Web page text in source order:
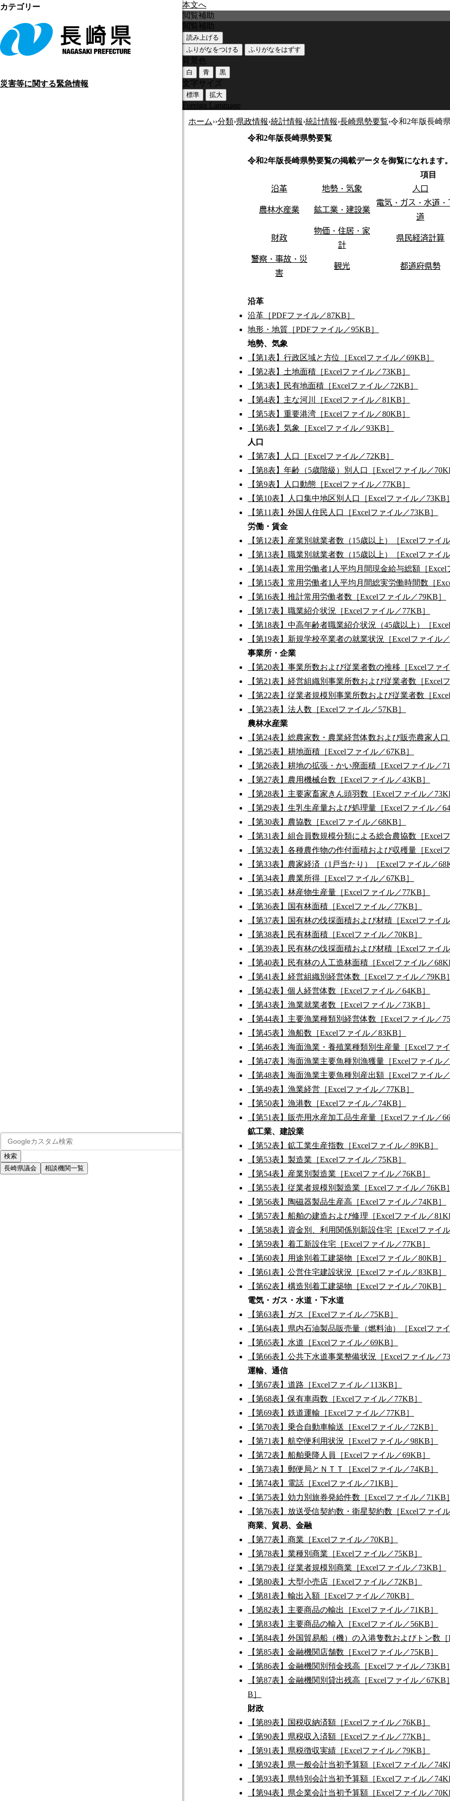
本文へ
災害等に関する緊急情報
長崎県議会 相談機関一覧
閲覧補助
閲覧補助
読み上げる
ふりがなをつける
ふりがなをはずす
背景色
白 青 黒
文字サイズ
標準 拡大
Foreign Language
ホーム››分類›県政情報›統計情報›統計情報›長崎県勢要覧›令和2年版長崎
令和2年版長崎県勢要覧
令和2年版長崎県勢要覧の掲載データを御覧になれます。
項目
沿革 地勢・気象 人口
農林水産業
鉱工業・建設業
電気・ガス・水道
道
財政
物価・住居・家
計
県民経済計算
警察・事故・災
害
観光 都道府県勢
沿革
沿革［PDFファイル／87KB］
地形・地質［PDFファイル／95KB］
地勢、気象
【第1表】行政区域と方位［Excelファイル／69KB］
【第2表】土地面積［Excelファイル／73KB］
【第3表】民有地面積［Excelファイル／72KB］
【第4表】主な河川［Excelファイル／81KB］
【第5表】重要港湾［Excelファイル／80KB］
【第6表】気象［Excelファイル／93KB］
人口
【第7表】人口［Excelファイル／72KB］
【第8表】年齢（5歳階級）別人口［Excelファイル／
【第9表】人口動態［Excelファイル／77KB］
【第10表】人口集中地区別人口［Excelファイル／73KB］
【第11表】外国人住民人口［Excelファイル／73KB］
労働・賃金
【第12表】産業別就業者数（15歳以上）［Excelファイ
【第13表】職業別就業者数（15歳以上）［Excelファイ
【第14表】常用労働者1人平均月間現金給与総額［Excel
【第15表】常用労働者1人平均月間総実労働時間数［
【第16表】推計常用労働者数［Excelファイル／79KB］
【第17表】職業紹介状況［Excelファイル／77KB］
【第18表】中高年齢者職業紹介状況（45歳以上）［
【第19表】新規学校卒業者の就業状況［Excelファイル／
事業所・企業
【第20表】事業所数および従業者数の推移［Excelファ
【第21表】経営組織別事業所数および従業者数［Excel
【第22表】従業者規模別事業所数および従業者数［
【第23表】法人数［Excelファイル／57KB］
農林水産業
【第24表】総農家数・農業経営体数および販売農家人口
【第25表】耕地面積［Excelファイル／67KB］
【第26表】耕地の拡張・かい廃面積［Excelファイル／
【第27表】農用機械台数［Excelファイル／43KB］
【第28表】主要家畜家きん頭羽数［Excelファイル／
【第29表】生乳生産量および処理量［Excelファイル／
【第30表】農協数［Excelファイル／68KB］
【第31表】組合員数規模分類による総合農協数［Excel
【第32表】各種農作物の作付面積および収穫量［Excel
【第33表】農家経済（1戸当たり）［Excelファイル／
【第34表】農業所得［Excelファイル／67KB］
【第35表】林産物生産量［Excelファイル／77KB］
【第36表】国有林面積［Excelファイル／77KB］
【第37表】国有林の伐採面積および材積［Excelファイ
【第38表】民有林面積［Excelファイル／70KB］
【第39表】民有林の伐採面積および材積［Excelファイ
【第40表】民有林の人工造林面積［Excelファイル／
【第41表】経営組織別経営体数［Excelファイル／79KB］
【第42表】個人経営体数［Excelファイル／64KB］
【第43表】漁業就業者数［Excelファイル／73KB］
【第44表】主要漁業種類別経営体数［Excelファイル／
【第45表】漁船数［Excelファイル／83KB］
【第46表】海面漁業・養殖業種類別生産量［Excelファ
【第47表】海面漁業主要魚種別漁獲量［Excelファイル／
【第48表】海面漁業主要魚種別産出額［Excelファイル／
【第49表】漁業経営［Excelファイル／77KB］
【第50表】漁港数［Excelファイル／74KB］
【第51表】販売用水産加工品生産量［Excelファイル／
鉱工業、建設業
【第52表】鉱工業生産指数［Excelファイル／89KB］
【第53表】製造業［Excelファイル／75KB］
【第54表】産業別製造業［Excelファイル／76KB］
【第55表】従業者規模別製造業［Excelファイル／76KB］
【第56表】陶磁器製品生産高［Excelファイル／74KB］
【第57表】船舶の建造および修理［Excelファイル／
【第58表】資金別、利用関係別新設住宅［Excelファイ
【第59表】着工新設住宅［Excelファイル／77KB］
【第60表】用途別着工建築物［Excelファイル／80KB］
【第61表】公営住宅建設状況［Excelファイル／83KB］
【第62表】構造別着工建築物［Excelファイル／70KB］
電気・ガス・水道・下水道
【第63表】ガス［Excelファイル／75KB］
【第64表】県内石油製品販売量（燃料油）［Excelファ
【第65表】水道［Excelファイル／69KB］
【第66表】公共下水道事業整備状況［Excelファイル／
運輸、通信
【第67表】道路［Excelファイル／113KB］
【第68表】保有車両数［Excelファイル／77KB］
【第69表】鉄道運輸［Excelファイル／77KB］
【第70表】乗合自動車輸送［Excelファイル／72KB］
【第71表】航空便利用状況［Excelファイル／98KB］
【第72表】船舶乗降人員［Excelファイル／69KB］
【第73表】郵便局とＮＴＴ［Excelファイル／74KB］
【第74表】電話［Excelファイル／71KB］
【第75表】効力別旅券発給件数［Excelファイル／71KB］
【第76表】放送受信契約数・衛星契約数［Excelファイ
商業、貿易、金融
【第77表】商業［Excelファイル／70KB］
【第78表】業種別商業［Excelファイル／75KB］
【第79表】従業者規模別商業［Excelファイル／73KB］
【第80表】大型小売店［Excelファイル／72KB］
【第81表】輸出入額［Excelファイル／70KB］
【第82表】主要商品の輸出［Excelファイル／71KB］
【第83表】主要商品の輸入［Excelファイル／56KB］
【第84表】外国貿易船（機）の入港隻数およびトン数［
【第85表】金融機関店舗数［Excelファイル／75KB］
【第86表】金融機関別預金残高［Excelファイル／73KB］
【第87表】金融機関別貸出残高［Excelファイル／67KB］
B］
財政
【第89表】国税収納済額［Excelファイル／76KB］
【第90表】県税収入済額［Excelファイル／77KB］
【第91表】県税徴収実績［Excelファイル／79KB］
【第92表】県一般会計当初予算額［Excelファイル／
【第93表】県特別会計当初予算額［Excelファイル／
【第94表】県企業会計当初予算額［Excelファイル／
カテゴリー